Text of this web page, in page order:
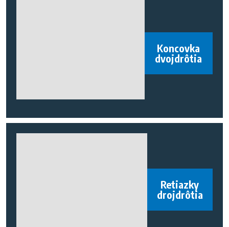
Koncovka
dvojdrôtia
Retiazky
drojdrôtia